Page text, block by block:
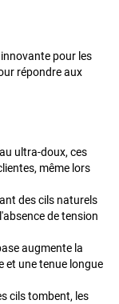
pour les
répondre aux
ultra-doux, ces
même lors
des cils naturels
de tension
augmente la
et une tenue longue
cils tombent, les